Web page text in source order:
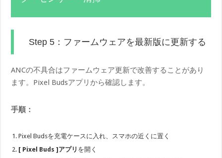
Step 5：ファームウェアを最新版に更新する
ANCの不具合はファームウェア更新で改善することがあり
ます。Pixel Budsアプリから確認します。
手順：
Pixel Budsを充電ケースに入れ、スマホの近くに置く
[ Pixel Buds ]アプリ を開く